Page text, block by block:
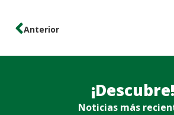
Anterior
¡Descubre!
Noticias más